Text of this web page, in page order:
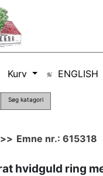
Kurv ENGLISH
Søg katagori
>> Emne nr.: 615318
hvidguld ring